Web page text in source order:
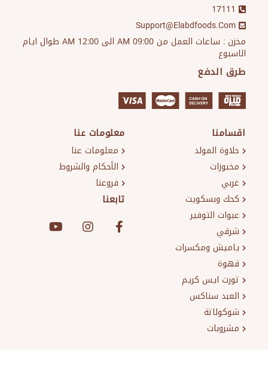
17111
Support@elabdfoods.com
مخزن : ساعات العمل من 09:00 AM الى 12:00 AM طوال ايام
الاسبوع
طرق الدفع
اقسامنا
حلاوة المولد
مخبوزات
غربي
كحك وبسكويت
عبوات التوفير
شرقي
ياميش ومكسرات
قهوة
تورت ايس كريم
العبد سناكس
شوكولاتة
مشروبات
معلومات عنا
معلومات عنا
الأحكام والشروط
فروعنا
تابعنا